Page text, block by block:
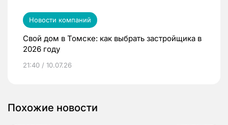
Новости компаний
Свой дом в Томске: как выбрать застройщика в
2026 году
21:40 / 10.07.26
Похожие новости